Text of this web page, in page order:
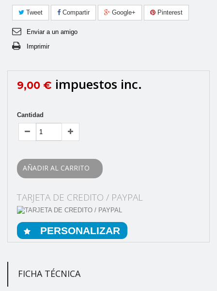
Tweet Compartir Google+ Pinterest
Enviar a un amigo
Imprimir
9,00 € impuestos inc.
Cantidad
AÑADIR AL CARRITO
TARJETA DE CREDITO / PAYPAL
PERSONALIZAR
FICHA TÉCNICA